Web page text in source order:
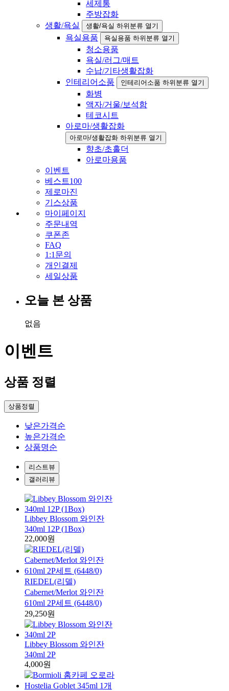
세제통
주방잡화
생활/욕실
생활/욕실 하위분류 열기
욕실용품 욕실용품 하위분류 열기
청소용품
욕실/러그/매트
수납/기타생활잡화
인테리어소품
인테리어소품 하위분류 열기
화병
액자/거울/보석함
테코시트
아로마/생활잡화
아로마/생활잡화 하위분류 열기
향초/초홀더
아로마용품
이벤트
베스트100
제로마진
기스상품
마이페이지
주문내역
쿠폰존
FAQ
1:1문의
개인결제
세일상품
오늘 본 상품
없음
이벤트
상품 정렬
상품정렬
낮은가격순
높은가격순
상품명순
리스트뷰
갤러리뷰
Libbey Blossom 와인잔
340ml 12P (1Box)
22,000원
RIEDEL(리델)
Cabernet/Merlot 와인잔
610ml 2P세트 (6448/0)
29,250원
Libbey Blossom 와인잔
340ml 2P
4,000원